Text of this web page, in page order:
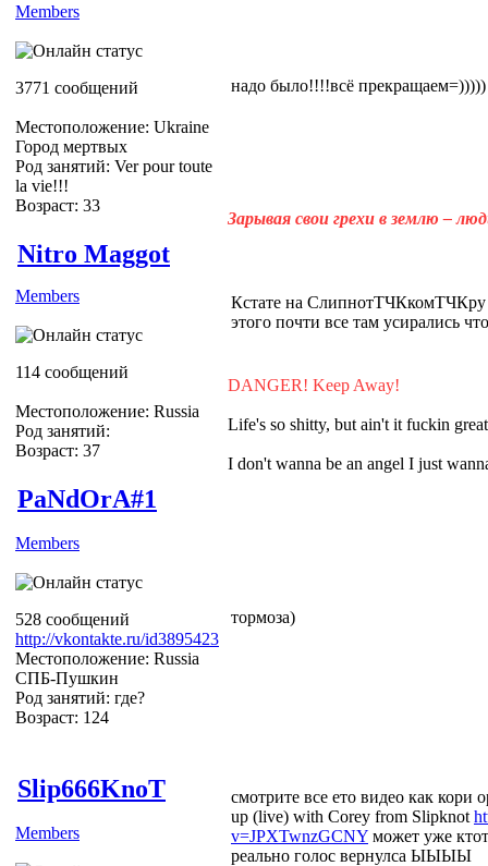
Members
3771 сообщений
Местоположение: Ukraine
Город мертвых
Род занятий: Ver pour toute
la vie!!!
Возраст: 33
надо было!!!!всё прекращаем=)))))
Зарывая свои грехи в землю –
Nitro Maggot
Members
114 сообщений
Местоположение: Russia
Род занятий:
Возраст: 37
Кстате на СлипнотТЧКкомТЧКру
этого почти все там усирались
DANGER! Keep Away!
Life's so shitty, but ain't it fuckin
I don't wanna be an angel I just
PaNdOrA#1
Members
528 сообщений
http://vkontakte.ru/id3895423
Местоположение: Russia
СПБ-Пушкин
Род занятий: где?
Возраст: 124
тормоза)
Slip666KnoT
Members
смотрите все ето видео как кори
up (live) with Corey from Slipknot
v=JPXTwnzGCNY может уже
реально голос вернулса ЫЫЫЫ